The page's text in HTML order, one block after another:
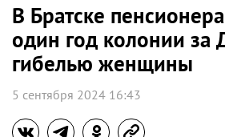
В Братске
один год колонии за
гибелью женщины
5 сентября 2024 16:43